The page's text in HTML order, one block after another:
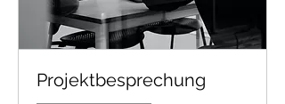
Projektbesprechung